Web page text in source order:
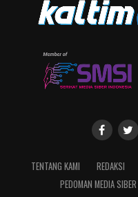
TENTANG KAMI REDAKSI
PEDOMAN MEDIA SIBER